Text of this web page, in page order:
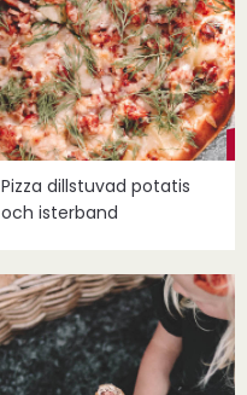
Pizza dillstuvad potatis
och isterband